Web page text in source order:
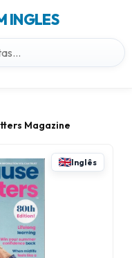
INGLES
Magazine
Inglês